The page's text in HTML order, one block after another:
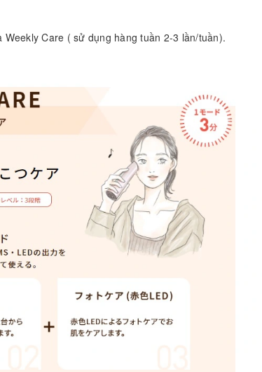
Care ( sử dụng hàng tuần 2-3 lần/tuần).